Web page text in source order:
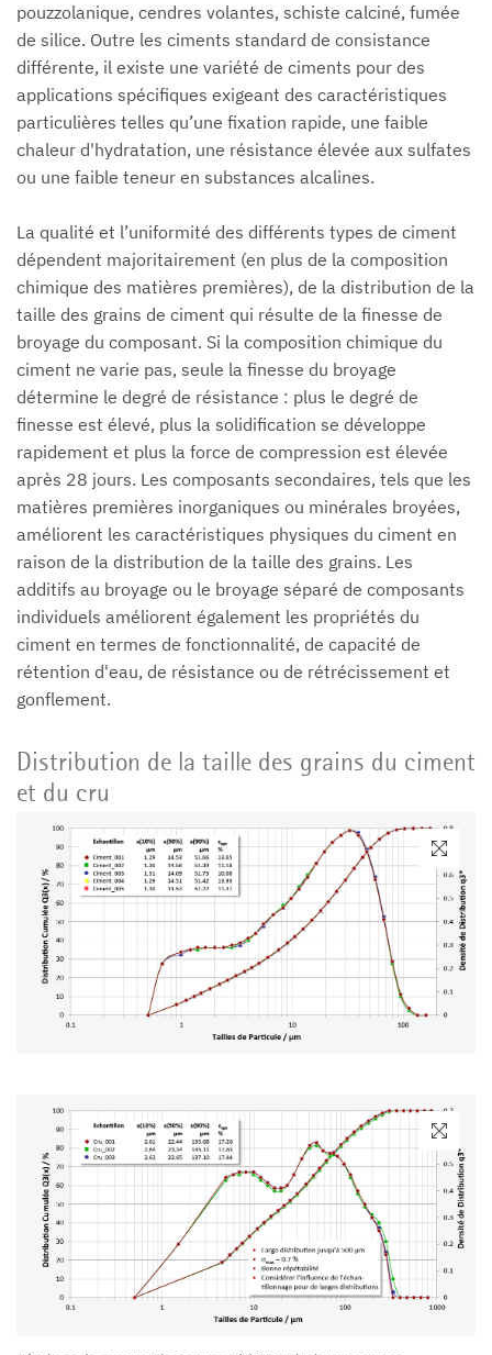
pouzzolanique, cendres volantes, schiste calciné, fumée
de silice. Outre les ciments standard de consistance
différente, il existe une variété de ciments pour des
applications spécifiques exigeant des caractéristiques
particulières telles qu’une fixation rapide, une faible
chaleur d'hydratation, une résistance élevée aux sulfates
ou une faible teneur en substances alcalines.
La qualité et l’uniformité des différents types de ciment
dépendent majoritairement (en plus de la composition
chimique des matières premières), de la distribution de la
taille des grains de ciment qui résulte de la finesse de
broyage du composant. Si la composition chimique du
ciment ne varie pas, seule la finesse du broyage
détermine le degré de résistance : plus le degré de
finesse est élevé, plus la solidification se développe
rapidement et plus la force de compression est élevée
après 28 jours. Les composants secondaires, tels que les
matières premières inorganiques ou minérales broyées,
améliorent les caractéristiques physiques du ciment en
raison de la distribution de la taille des grains. Les
additifs au broyage ou le broyage séparé de composants
individuels améliorent également les propriétés du
ciment en termes de fonctionnalité, de capacité de
rétention d'eau, de résistance ou de rétrécissement et
gonflement.
Distribution de la taille des grains du ciment
et du cru